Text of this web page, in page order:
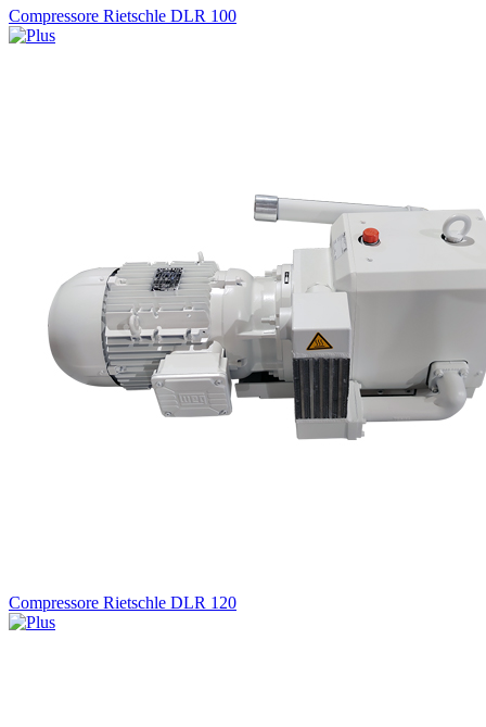
Compressore Rietschle DLR 100
Compressore Rietschle DLR 120